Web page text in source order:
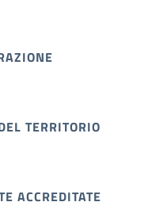
TERRITORIO
ACCREDITATE